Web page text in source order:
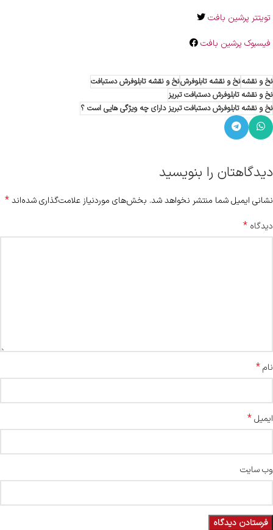
تویتتر پرشین بافت
فیسبوک پرشین بافت
نخ و نقشهنخ و نقشه تابلوفرشنخ و نقشه تابلوفرش دستبافت
نخ و نقشه تابلوفرش دستبافت تبریز
نخ و نقشه تابلوفرش دستبافت تبریز دارای چه ویژگی هایی است ؟
دیدگاهتان را بنویسید
نشانی ایمیل شما منتشر نخواهد شد. بخش‌های موردنیاز علامت‌گذاری شده‌اند*
دیدگاه *
نام*
ایمیل*
وب‌ سایت